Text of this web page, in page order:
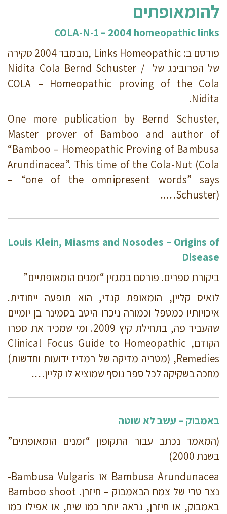
להומאופתים
COLA-N-1 – 2004 homeopathic links
פורסם ב: Links Homeopathic ,נובמבר 2004 סקירה
של הפרובינג של Nidita Cola Bernd Schuster /
COLA – Homeopathic proving of the Cola
Nidita.
One more publication by Bernd Schuster,
Master prover of Bamboo and author of
“Bamboo – Homeopathic Proving of Bambusa
Arundinacea”. This time of the Cola-Nut (Cola
– “one of the omnipresent words” says
Schuster)…..
Louis Klein, Miasms and Nosodes – Origins of
Disease
ביקורת ספרים. פורסם במגזין “זמנים הומאופתיים”
לואיס קליין, הומאופת קנדי, הוא תופעה ייחודית.
איכויותיו כמטפל וכמורה ניכרו היטב בסמינר בן יומיים
שהעביר פה, בתחילת קיץ 2009. ומי שמכיר את ספרו
הקודם, Clinical Focus Guide to Homeopathic
Remedies, (מטריה מדיקה של רמדיז ידועות וחדשות)
מחכה בשקיקה לכל ספר נוסף שמוציא לו קליין….
באמבוק – עשב לא שוטה
(המאמר נכתב עבור התקופון “זמנים הומאופתים”
בשנת 2000)
Bambusa Arundunacea או Bambusa Vulgaris-
נצר טרי של צמח הבאמבוק – חיזרן. Bamboo shoot
באמבוק, או חיזרן, נראה יותר כמו שיח, או אפילו כמו